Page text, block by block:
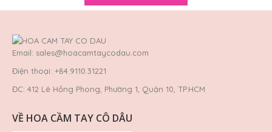
Hồng và baby trắng là một sự kết hợp hài hòa không chỉ
về thiết kế mà còn về màu sắc. Đơn giản, nhẹ ..
Email: sales@hoacamtaycodau.com
Điện thoại: +84.9110.31221
ĐC: 412 Lê Hồng Phong, Phường 1, Quận 10, TP.HCM
VỀ HOA CẦM TAY CÔ DÂU